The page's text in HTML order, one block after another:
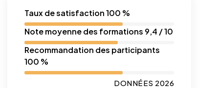
Taux de satisfaction 100 %
Note moyenne des formations 9,4 / 10
Recommandation des participants
100 %
DONNÉES 2026